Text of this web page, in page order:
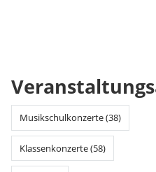
Musikschulkonzerte (38)
Klassenkonzerte (58)